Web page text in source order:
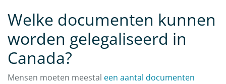
Welke documenten kunnen
worden gelegaliseerd in
Canada?
Mensen moeten meestal een aantal documenten